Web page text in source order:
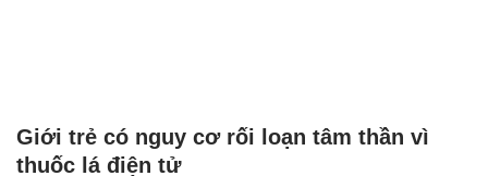
Giới trẻ có nguy cơ rối loạn tâm thần vì
thuốc lá điện tử